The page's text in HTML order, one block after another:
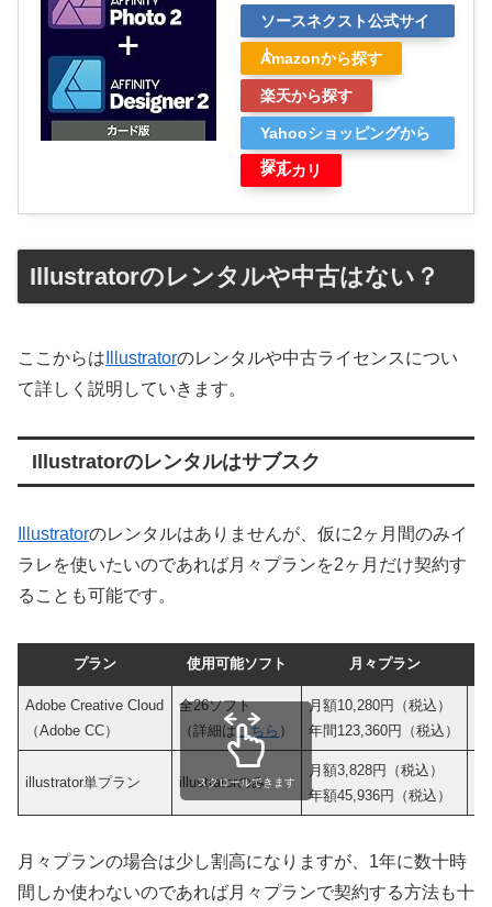
ソースネクスト公式サイ
ト
Amazonから探す
楽天から探す
Yahooショッピングから
探す
メルカリ
Illustratorのレンタルや中古はない？
ここからは Illustratorのレンタルや中古ライセンスについ
て詳しく説明していきます。
Illustratorのレンタルはサブスク
Illustratorのレンタルはありませんが、仮に2ヶ月間のみイ
ラレを使いたいのであれば月々プランを2ヶ月だけ契約す
ることも可能です。
プラン 使用可能ソフト 月々プラン
Adobe Creative Cloud
（Adobe CC）
全26ソフト
（詳細はこちら ）
月額10,280円（税込）
年間123,360円（税込）
illustrator単プラン illustratorのみ
月額3,828円（税込）
年額45,936円（税込）
スクロールできます
月々プランの場合は少し割高になりますが、1年に数十時
間しか使わないのであれば月々プランで契約する方法も十